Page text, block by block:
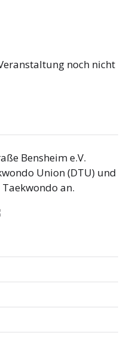
noch nicht
Bensheim e.V.
Union (DTU) und
an.